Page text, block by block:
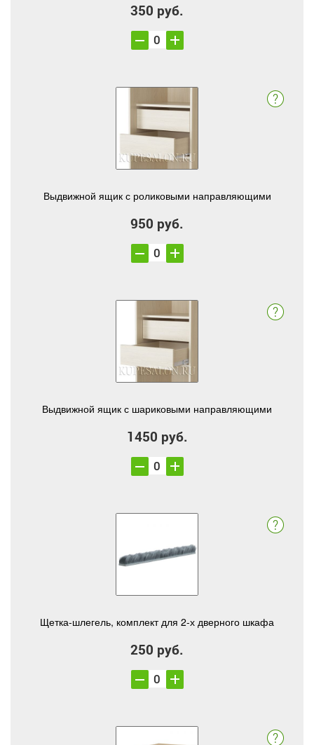
350 руб.
Выдвижной ящик с роликовыми направляющими
950 руб.
Выдвижной ящик с шариковыми направляющими
1450 руб.
Щетка-шлегель, комплект для 2-х дверного шкафа
250 руб.